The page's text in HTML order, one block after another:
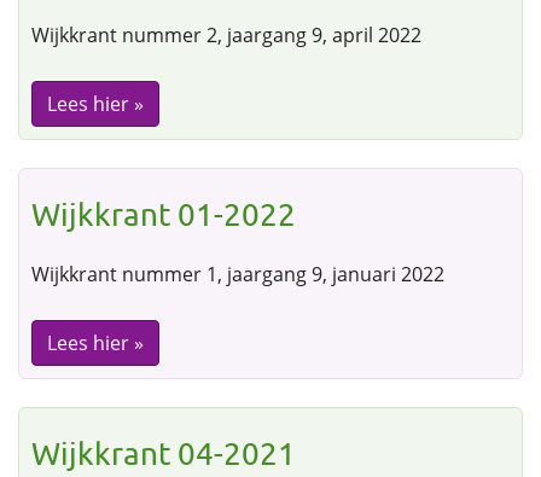
Wijkkrant nummer 2, jaargang 9, april 2022
Lees hier »
Wijkkrant 01-2022
Wijkkrant nummer 1, jaargang 9, januari 2022
Lees hier »
Wijkkrant 04-2021